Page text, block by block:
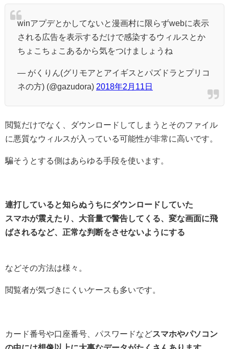
winアプデとかしてないと漫画村に限らずwebに表示
される広告を表示するだけで感染するウィルスとか
ちょこちょこあるから気をつけましょうね
— がくりん(グリモアとアイギスとパズドラとプリコ
ネの方) (@gazudora) 2018年2月11日
閲覧だけでなく、ダウンロードしてしまうとそのファイル
に悪質なウィルスが入っている可能性が非常に高いです。
騙そうとする側はあらゆる手段を使います。
連打していると知らぬうちにダウンロードしていた
スマホが震えたり、大音量で警告してくる、変な画面に飛
ばされるなど、正常な判断をさせないようにする
などその方法は様々。
閲覧者が気づきにくいケースも多いです。
カード番号や口座番号、パスワードなどスマホやパソコン